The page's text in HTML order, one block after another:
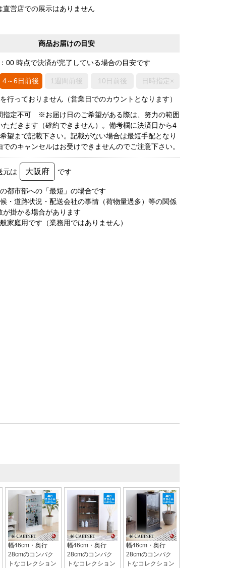
直営店での展示はありません
商品お届けの目安
00 時点で決済が完了している場合の目安です
4～6日前後 1週間前後 10日前後 日時指定×
行っておりません（営業日でのカウントとなります）
指定不可 ※お届け日のご希望がある際は、努力の範囲
ただきます（確約できません）。備考欄に決済日から4
望まで記載下さい。記載がない場合は最短手配となり
でのキャンセルはお受けできませんのでご注意下さい。
元は 大阪府 です
都市部への「最短」の場合です
・道路状況・配送会社の事情（荷物量過多）等の関係
が掛かる場合があります
家庭用です（業務用ではありません）
幅46cm・奥行
28cmのコンパク
トなコレクション
幅46cm・奥行
28cmのコンパク
トなコレクション
幅46cm・奥行
28cmのコンパク
トなコレクション